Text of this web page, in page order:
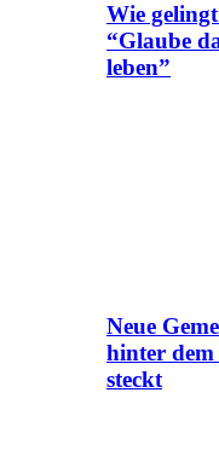
Wie
“Glaube
leben”
Neue
hinter
steckt